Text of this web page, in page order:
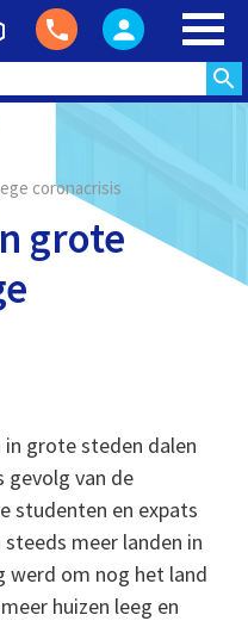
coronacrisis
grote
in grote steden dalen
van de
studenten en expats
meer landen in
werd om nog het land
huizen leeg en